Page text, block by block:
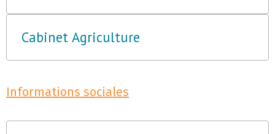
Cabinet Agriculture
Informations sociales